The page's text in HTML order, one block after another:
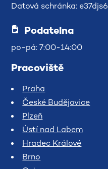
Datová schránka: e37djs6
Podatelna
po-pá: 7:00-14:00
Pracoviště
Praha
České Budějovice
Plzeň
Ústí nad Labem
Hradec Králové
Brno